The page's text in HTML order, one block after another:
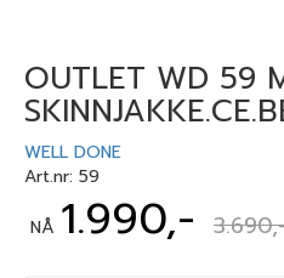
OUTLET WD 59
WELL DONE
Art.nr: 59
NÅ 1.990,-